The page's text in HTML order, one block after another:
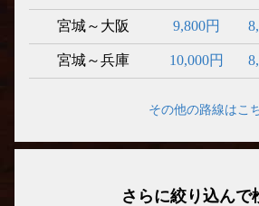
宮城～大阪 9,800円
宮城～兵庫 10,000円
その他の路線はこ
さらに絞り込んで